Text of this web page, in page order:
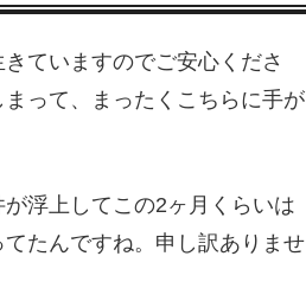
ていますのでご安心くださ
って、まったくこちらに手が
浮上してこの2ヶ月くらいは
たんですね。申し訳ありませ